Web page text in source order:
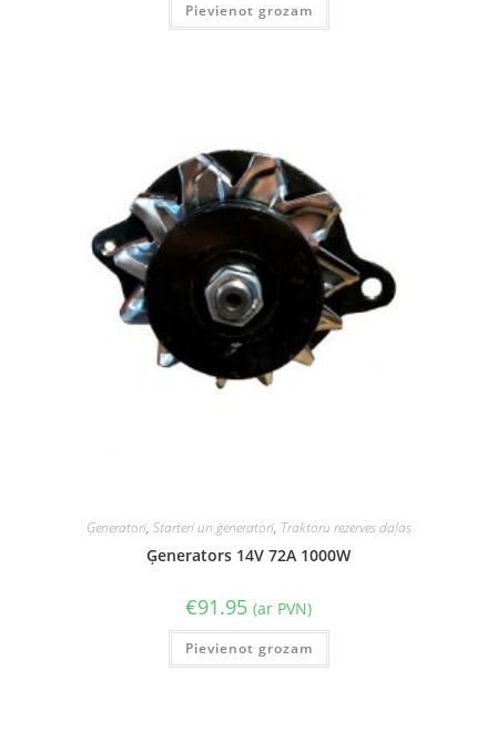
Pievienot grozam
Ģeneratori, Starteri un ģeneratori, Traktoru rezerves daļas
Ģenerators 14V 72A 1000W
€91.95 (ar PVN)
Pievienot grozam